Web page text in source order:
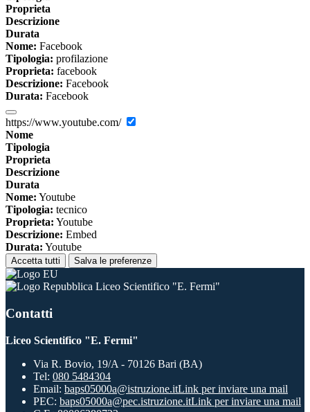
Proprieta
Descrizione
Durata
Nome: Facebook
Tipologia: profilazione
Proprieta: facebook
Descrizione: Facebook
Durata: Facebook
https://www.youtube.com/
Nome
Tipologia
Proprieta
Descrizione
Durata
Nome: Youtube
Tipologia: tecnico
Proprieta: Youtube
Descrizione: Embed
Durata: Youtube
Accetta tutti Salva le preferenze
Liceo Scientifico "E. Fermi"
Contatti
Liceo Scientifico "E. Fermi"
Via R. Bovio, 19/A - 70126 Bari (BA)
Tel: 080 5484304
Email: baps05000a@istruzione.itLink per inviare una mail
PEC: baps05000a@pec.istruzione.itLink per inviare una mail